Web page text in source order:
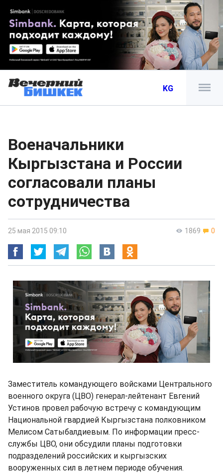
KG
Военачальники
Кыргызстана и России
согласовали планы
сотрудничества
1869 0
25 мая 2015 09:10
Заместитель командующего войсками Центрального
военного округа (ЦВО) генерал-лейтенант Евгений
Устинов провел рабочую встречу с командующим
Национальной гвардией Кыргызстана полковником
Мелисом Сатыбалдиевым. По информации пресс-
службы ЦВО, они обсудили планы подготовки
подразделений российских и кыргызских
вооруженных сил в летнем периоде обучения.